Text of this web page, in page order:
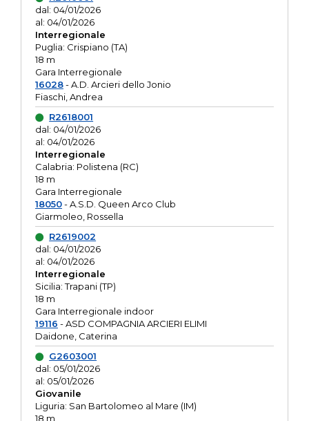
dal: 04/01/2026
al: 04/01/2026
Interregionale
Puglia: Crispiano (TA)
18 m
Gara Interregionale
16028- A.D. Arcieri dello Jonio
Fiaschi, Andrea
R2618001
dal: 04/01/2026
al: 04/01/2026
Interregionale
Calabria: Polistena (RC)
18 m
Gara Interregionale
18050- A.S.D. Queen Arco Club
Giarmoleo, Rossella
R2619002
dal: 04/01/2026
al: 04/01/2026
Interregionale
Sicilia: Trapani (TP)
18 m
Gara Interregionale indoor
19116 - ASD COMPAGNIA ARCIERI ELIMI
Daidone, Caterina
G2603001
dal: 05/01/2026
al: 05/01/2026
Giovanile
Liguria: San Bartolomeo al Mare (IM)
18 m